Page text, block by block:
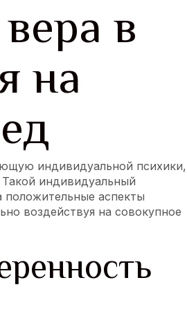
в
на
индивидуальной психики,
индивидуальный
положительные аспекты
воздействуя на совокупное